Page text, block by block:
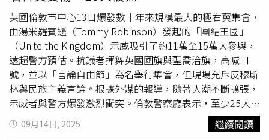
首獻給差異與多樣性的頌歌，提醒人們每個聲音都不可或
缺。」此次展覽也與「人民與公民權利宣言」形成呼應，法
國國家檔案館館內收藏著在1789年法國大革命後，由國民
議會通過的「人民與公民權利宣言」原件。而後椅子作品均
已由歷史悠久的Drouot拍賣行拍賣，起拍價為100歐元（約
台幣3450元），競標持續至9月21日。瑞納爾和布蘭是法國
知名設計師，曾於2025年米蘭家具展獲得永續發展獎。透
過「577張椅子」他們再次將日常物件轉化為公共議題的載
體，使一張張椅子超越實用，成為凝視與思辨的媒介。
英國倫敦市中心13日爆發數十年來規模最大的極右翼集會，
由湯米羅賓遜（Tommy Robinson）發起的「團結王國」
（Unite the Kingdom）示威吸引了約11萬至15萬人參與，
遠超警方預估。抗議者揮舞英國國旗與聖喬治旗，高喊口
號，並以「言論自由節」為名舉行集會，但現場充斥反穆斯
林與民族主義言論。根據外媒的報導，隨著人潮不斷擴張，
示威者與警方爆發激烈衝突。倫敦警察廳表示，至少25人因
鬥毆、暴力騷亂、襲警與刑事毀壞被捕；26名警員受傷，其
中4人傷勢嚴重，包括牙齒斷裂、鼻樑骨折與腦震盪。警方
09月14日, 2025 繼續閱讀